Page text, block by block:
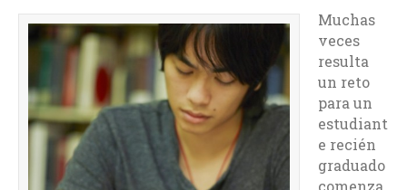
Muchas
veces
resulta
un reto
para un
estudiant
e recién
graduado
comenza